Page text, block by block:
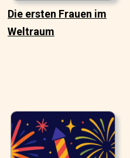
Die ersten Frauen im
Weltraum